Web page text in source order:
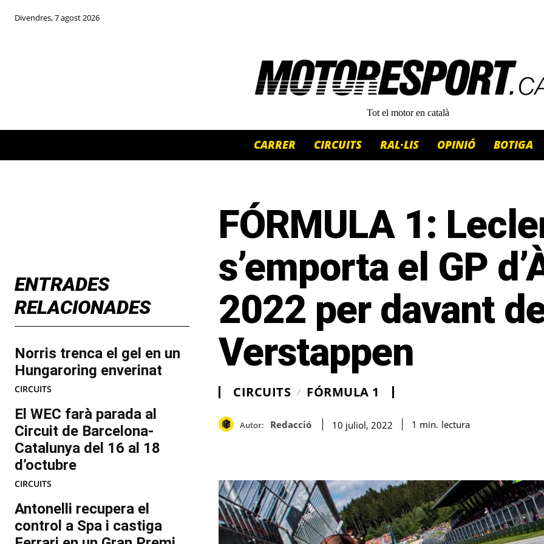
Divendres, 7 agost 2026
Tot el motor en català
CARRER CIRCUITS RAL·LIS OPINIÓ BOTIGA
ENTRADES
RELACIONADES
Norris trenca el gel en un
Hungaroring enverinat
CIRCUITS
El WEC farà parada al
Circuit de Barcelona-
Catalunya del 16 al 18
d’octubre
CIRCUITS
Antonelli recupera el
control a Spa i castiga
FÓRMULA 1:
s’emporta el GP
2022 per davant
Verstappen
CIRCUITS FÓRMULA 1
Autor: Redacció 10 juliol, 2022 1 min. lectura